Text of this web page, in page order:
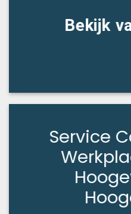
Bekijk
Service